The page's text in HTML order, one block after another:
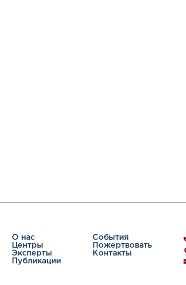
О нас
Центры
Эксперты
Публикации
События
Пожертвовать
Контакты